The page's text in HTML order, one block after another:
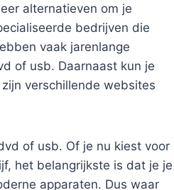
alternatieven om je
bedrijven die
vaak jarenlange
of usb. Daarnaast kun je
verschillende websites
of usb. Of je nu kiest voor
het belangrijkste is dat je je
apparaten. Dus waar